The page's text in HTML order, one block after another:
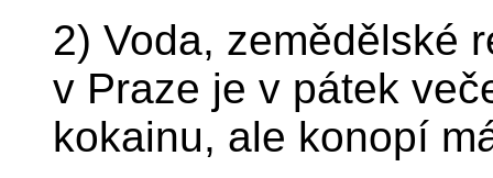
2) Voda, zemědělské
v Praze je v pátek
kokainu, ale konopí